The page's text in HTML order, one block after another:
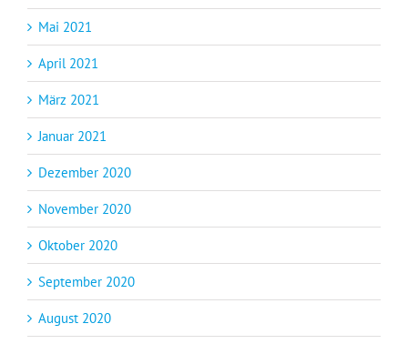
Mai 2021
April 2021
März 2021
Januar 2021
Dezember 2020
November 2020
Oktober 2020
September 2020
August 2020